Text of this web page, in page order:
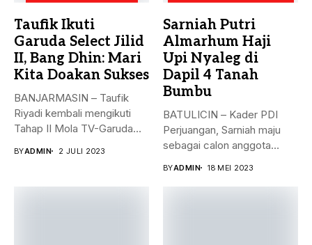
Taufik Ikuti
Garuda Select Jilid
II, Bang Dhin: Mari
Kita Doakan Sukses
BANJARMASIN – Taufik
Riyadi kembali mengikuti
Tahap II Mola TV-Garuda
BYADMIN 2 JULI 2023
Sarniah Putri
Almarhum Haji
Upi Nyaleg di
Dapil 4 Tanah
Bumbu
BATULICIN – Kader PDI
Perjuangan, Sarniah maju
sebagai calon anggota
BYADMIN 18 MEI 2023